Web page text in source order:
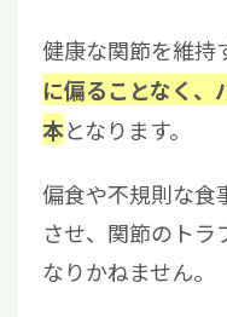
健康な関節を維持
に偏ることなく、
本となります。
偏食や不規則な食
させ、関節のトラ
なりかねません。